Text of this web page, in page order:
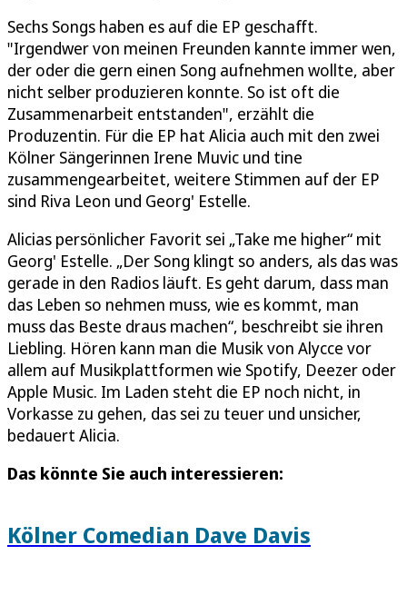
Sechs Songs haben es auf die EP geschafft.
"Irgendwer von meinen Freunden kannte immer wen,
der oder die gern einen Song aufnehmen wollte, aber
nicht selber produzieren konnte. So ist oft die
Zusammenarbeit entstanden", erzählt die
Produzentin. Für die EP hat Alicia auch mit den zwei
Kölner Sängerinnen Irene Muvic und tine
zusammengearbeitet, weitere Stimmen auf der EP
sind Riva Leon und Georg' Estelle.
Alicias persönlicher Favorit sei „Take me higher“ mit
Georg' Estelle. „Der Song klingt so anders, als das was
gerade in den Radios läuft. Es geht darum, dass man
das Leben so nehmen muss, wie es kommt, man
muss das Beste draus machen“, beschreibt sie ihren
Liebling. Hören kann man die Musik von Alycce vor
allem auf Musikplattformen wie Spotify, Deezer oder
Apple Music. Im Laden steht die EP noch nicht, in
Vorkasse zu gehen, das sei zu teuer und unsicher,
bedauert Alicia.
Das könnte Sie auch interessieren:
Kölner Comedian Dave Davis